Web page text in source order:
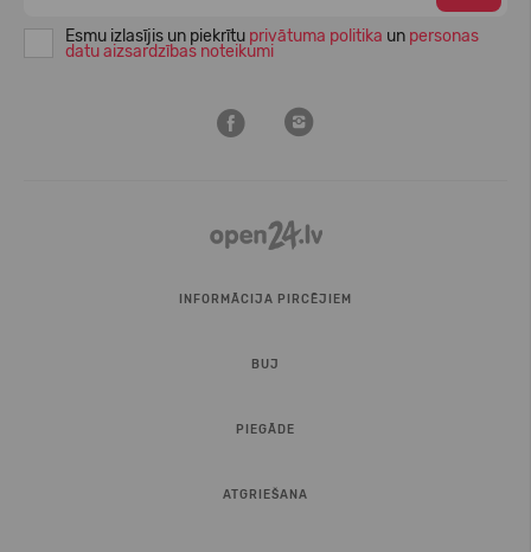
Esmu izlasījis un piekrītu privātuma politika un personas
datu aizsardzības noteikumi
INFORMĀCIJA PIRCĒJIEM
BUJ
PIEGĀDE
ATGRIEŠANA